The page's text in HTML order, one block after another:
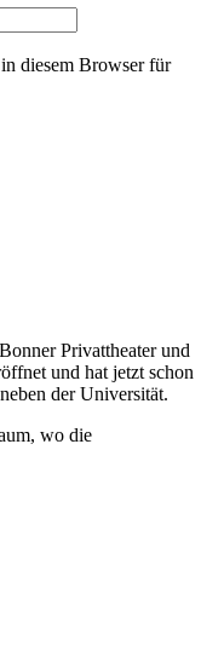
diesem Browser für
Privattheater und
und hat jetzt schon
der Universität.
wo die